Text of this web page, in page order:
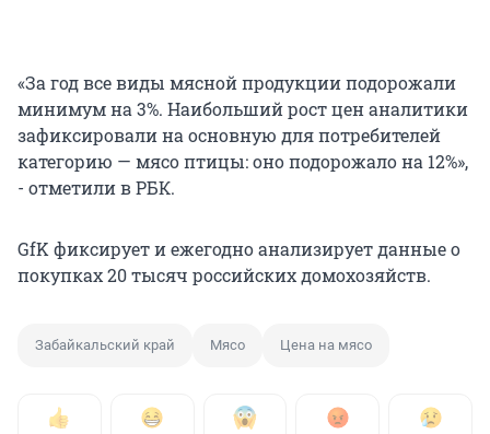
«За год все виды мясной продукции подорожали
минимум на 3%. Наибольший рост цен аналитики
зафиксировали на основную для потребителей
категорию — мясо птицы: оно подорожало на 12%»,
- отметили в РБК.
GfK фиксирует и ежегодно анализирует данные о
покупках 20 тысяч российских домохозяйств.
Забайкальский край Мясо Цена на мясо